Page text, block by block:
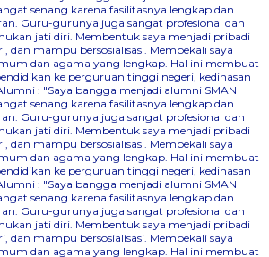
senang karena fasilitasnya lengkap dan
Guru-gurunya juga sangat profesional dan
jati diri. Membentuk saya menjadi pribadi
dan mampu bersosialisasi. Membekali saya
dan agama yang lengkap. Hal ini membuat
ke perguruan tinggi negeri, kedinasan
: "Saya bangga menjadi alumni SMAN
senang karena fasilitasnya lengkap dan
Guru-gurunya juga sangat profesional dan
jati diri. Membentuk saya menjadi pribadi
dan mampu bersosialisasi. Membekali saya
dan agama yang lengkap. Hal ini membuat
ke perguruan tinggi negeri, kedinasan
: "Saya bangga menjadi alumni SMAN
senang karena fasilitasnya lengkap dan
Guru-gurunya juga sangat profesional dan
jati diri. Membentuk saya menjadi pribadi
dan mampu bersosialisasi. Membekali saya
dan agama yang lengkap. Hal ini membuat